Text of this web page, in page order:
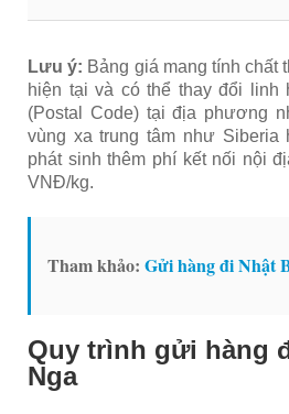
Lưu ý: Bảng giá mang tính chất
hiện tại và có thể thay đổi linh
(Postal Code) tại địa phương
vùng xa trung tâm như
phát sinh thêm phí kết nối nội
VNĐ/kg.
Tham khảo: Gửi hàng đi Nhật
Quy trình gửi hàng
Nga